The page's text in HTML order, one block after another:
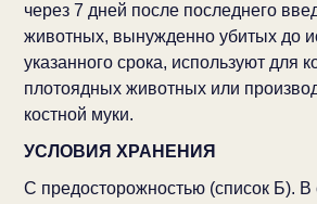
через 7 дней после последнего
животных, вынужденно убитых до
указанного срока, используют для
плотоядных животных или
костной муки.
УСЛОВИЯ ХРАНЕНИЯ
С предосторожностью (список Б). В